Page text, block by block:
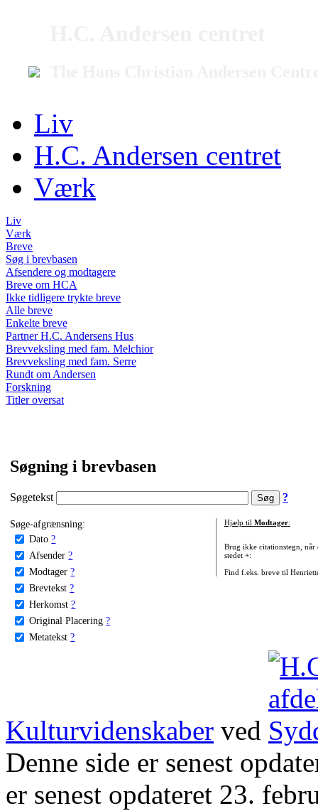
Liv
H.C. Andersen centret
Værk
Liv
Værk
Breve
Søg i brevbasen
Afsendere og modtagere
Breve om HCA
Ikke tidligere trykte breve
Alle breve
Enkelte breve
Partner H.C. Andersens Hus
Brevveksling med fam. Melchior
Brevveksling med fam. Serre
Rundt om Andersen
Forskning
Titler oversat
Søgning i brevbasen
Søgetekst ?
Søge-afgrænsning:
Dato ?
Afsender ?
Modtager ?
Brevtekst ?
Herkomst ?
Original Placering ?
Metatekst ?
Hjælp til Modtager:
Brug ikke citationstegn, når
stedet +:
Find f.eks. breve til
Kulturvidenskaber ved
Denne side er senest
er senest opdateret 23.